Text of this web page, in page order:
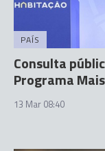
PAÍS
Consulta
Programa
13 Mar 08:40